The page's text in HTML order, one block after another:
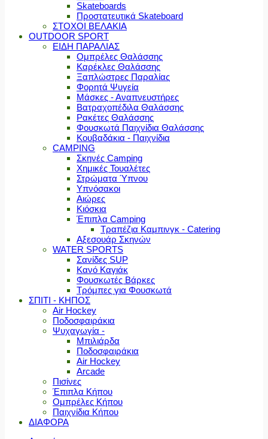
Skateboards
Προστατευτικά Skateboard
ΣΤΟΧΟΙ ΒΕΛΑΚΙΑ
OUTDOOR SPORT
ΕΙΔΗ ΠΑΡΑΛΙΑΣ
Ομπρέλες Θαλάσσης
Καρέκλες Θαλάσσης
Ξαπλώστρες Παραλίας
Φορητά Ψυγεία
Μάσκες - Αναπνευστήρες
Βατραχοπέδιλα Θαλάσσης
Ρακέτες Θαλάσσης
Φουσκωτά Παιχνίδια Θαλάσσης
Κουβαδάκια - Παιχνίδια
CAMPING
Σκηνές Camping
Χημικές Τουαλέτες
Στρώματα Ύπνου
Υπνόσακοι
Αιώρες
Κιόσκια
Έπιπλα Camping
Τραπέζια Καμπινγκ - Catering
Αξεσουάρ Σκηνών
WATER SPORTS
Σανίδες SUP
Κανό Καγιάκ
Φουσκωτές Βάρκες
Τρόμπες για Φουσκωτά
ΣΠΙΤΙ - ΚΗΠΟΣ
Air Hockey
Ποδοσφαιράκια
Ψυχαγωγία -
Μπιλιάρδα
Ποδοσφαιράκια
Air Hockey
Arcade
Πισίνες
Έπιπλα Κήπου
Ομπρέλες Κήπου
Παιχνίδια Κήπου
ΔΙΑΦΟΡΑ